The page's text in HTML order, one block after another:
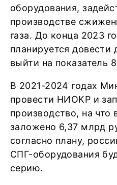
оборудования,
производстве
газа. До конца 2023
планируется
выйти на показатель
В 2021-2024 годах
провести НИОКР и
производство, на
заложено 6,37 млрд
согласно плану,
СПГ-оборудования
серию.